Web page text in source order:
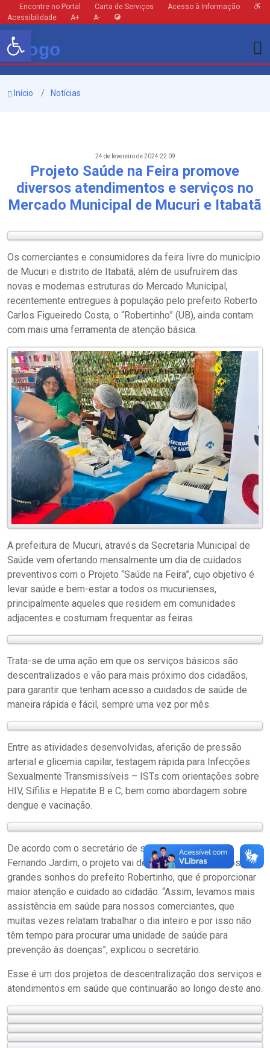
Barra de Ferramentas Aberta
Encontre no Portal Carta de Serviços
Acesso à Informação
Acessibilidade
A+ A-
Início Notícias
24 de fevereiro de 2024 22:09
Projeto Saúde na Feira promove
diversos atendimentos e serviços no
Mercado Municipal de Mucuri e Itabatã
Os comerciantes e consumidores da feira livre do município
de Mucuri e distrito de Itabatã, além de usufruírem das
novas e modernas estruturas do Mercado Municipal,
recentemente entregues à população pelo prefeito Roberto
Carlos Figueiredo Costa, o “Robertinho” (UB), ainda contam
com mais uma ferramenta de atenção básica.
A prefeitura de Mucuri, através da Secretaria Municipal de
Saúde vem ofertando mensalmente um dia de cuidados
preventivos com o Projeto “Saúde na Feira”, cujo objetivo é
levar saúde e bem-estar a todos os mucurienses,
principalmente aqueles que residem em comunidades
adjacentes e costumam frequentar as feiras.
Trata-se de uma ação em que os serviços básicos são
descentralizados e vão para mais próximo dos cidadãos,
para garantir que tenham acesso a cuidados de saúde de
maneira rápida e fácil, sempre uma vez por mês.
Entre as atividades desenvolvidas, aferição de pressão
arterial e glicemia capilar, testagem rápida para Infecções
Sexualmente Transmissíveis – ISTs com orientações sobre
HIV, Sífilis e Hepatite B e C, bem como abordagem sobre
dengue e vacinação.
De acordo com o secretário de saúde, o bioquímico
Fernando Jardim, o projeto vai de encontro com um dos
grandes sonhos do prefeito Robertinho, que é proporcionar
maior atenção e cuidado ao cidadão. “Assim, levamos mais
assistência em saúde para nossos comerciantes, que
muitas vezes relatam trabalhar o dia inteiro e por isso não
têm tempo para procurar uma unidade de saúde para
prevenção às doenças”, explicou o secretário.
Esse é um dos projetos de descentralização dos serviços e
atendimentos em saúde que continuarão ao longo deste ano.